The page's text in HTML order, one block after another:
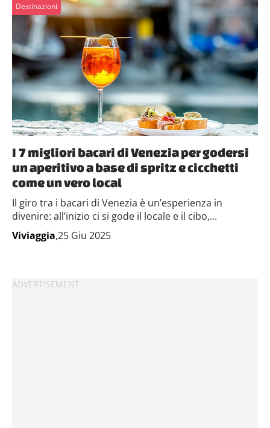
Destinazioni
I 7 migliori bacari di Venezia per godersi
un aperitivo a base di spritz e cicchetti
come un vero local
Il giro tra i bacari di Venezia è un’esperienza in
divenire: all’inizio ci si gode il locale e il cibo,...
Viviaggia,25 Giu 2025